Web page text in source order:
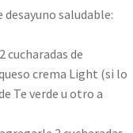
saludable:
cucharadas de
crema Light (si lo
Te verde u otro a